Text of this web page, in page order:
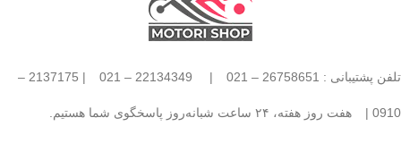
تلفن پشتیبانی : 26758651 – 021 |
| 2137175 –
0910 | هفت روز هفته، ۲۴ ساعت شبانه‌روز پاسخگوی شما هستیم.